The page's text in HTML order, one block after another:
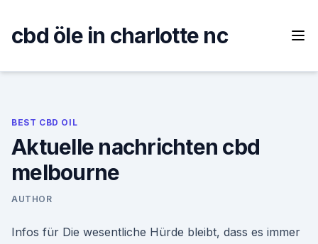
content
cbd öle in charlotte nc
BEST CBD OIL
Aktuelle nachrichten cbd
melbourne
AUTHOR
Infos für Die wesentliche Hürde bleibt, dass es immer